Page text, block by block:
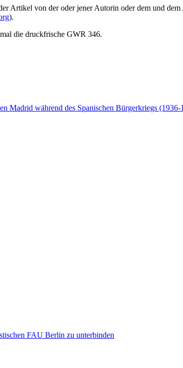
Artikel von der oder jener Autorin oder dem und
).
die druckfrische GWR 346.
Madrid während des Spanischen Bürgerkriegs (1936-
FAU Berlin zu unterbinden